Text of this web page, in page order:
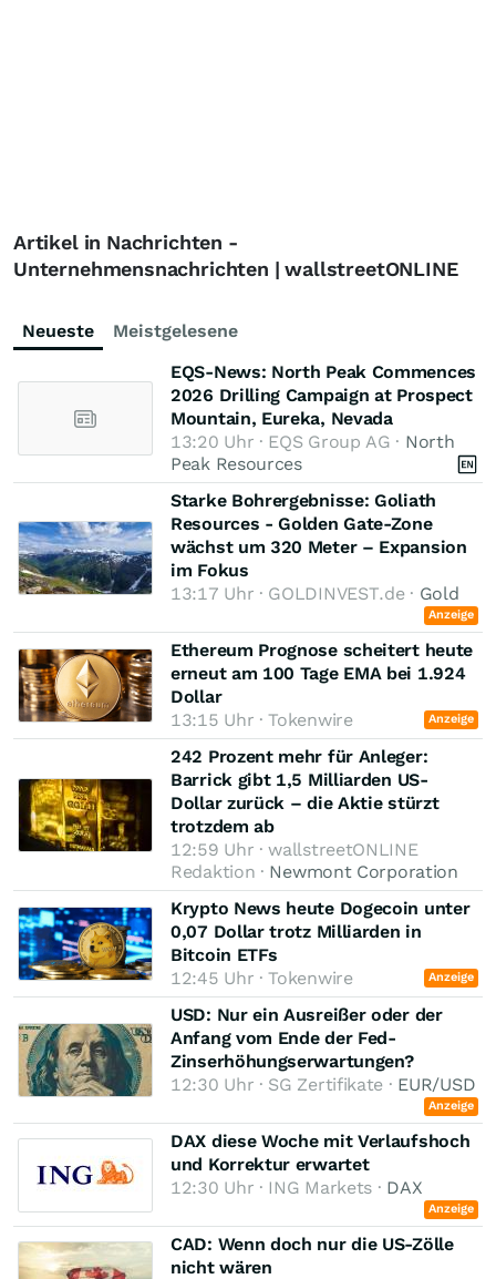
Artikel in Nachrichten -
Unternehmensnachrichten | wallstreetONLINE
Neueste
Meistgelesene
EQS-News: North Peak Commences
2026 Drilling Campaign at Prospect
Mountain, Eureka, Nevada
13:20 Uhr · EQS Group AG · North
Peak Resources
Starke Bohrergebnisse: Goliath
Resources - Golden Gate-Zone
wächst um 320 Meter – Expansion
im Fokus
13:17 Uhr · GOLDINVEST.de · Gold
Anzeige
Ethereum Prognose scheitert heute
erneut am 100 Tage EMA bei 1.924
Dollar
13:15 Uhr · Tokenwire
Anzeige
242 Prozent mehr für Anleger:
Barrick gibt 1,5 Milliarden US-
Dollar zurück – die Aktie stürzt
trotzdem ab
12:59 Uhr · wallstreetONLINE
Redaktion · Newmont Corporation
Krypto News heute Dogecoin unter
0,07 Dollar trotz Milliarden in
Bitcoin ETFs
12:45 Uhr · Tokenwire
Anzeige
USD: Nur ein Ausreißer oder der
Anfang vom Ende der Fed-
Zinserhöhungserwartungen?
12:30 Uhr · SG Zertifikate · EUR/USD
Anzeige
DAX diese Woche mit Verlaufshoch
und Korrektur erwartet
12:30 Uhr · ING Markets · DAX
Anzeige
CAD: Wenn doch nur die US-Zölle
nicht wären